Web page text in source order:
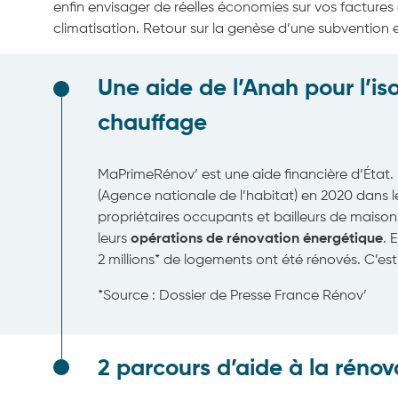
enfin envisager de réelles économies sur vos
climatisation. Retour sur la genèse d’une
Une aide de l’Anah pour
chauffage
MaPrimeRénov’ est une aide financière
(Agence nationale de l’habitat) en 2020 dans
propriétaires occupants et bailleurs de
leurs opérations de rénovation énergétique.
2 millions* de logements ont été rénovés.
*Source : Dossier de Presse France Rénov’
2 parcours d’aide à la